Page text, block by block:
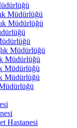
Müdürlüğü
Müdürlüğü
Müdürlüğü
Müdürlüğü
Müdürlüğü
Müdürlüğü
Hastanesi